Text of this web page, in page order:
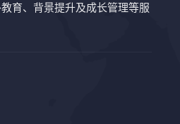
育、背景提升及成长管理等服